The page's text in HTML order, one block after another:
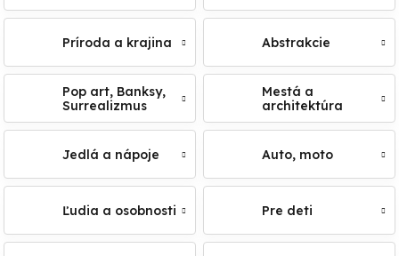
Príroda a krajina Abstrakcie
Pop art, Banksy,
Surrealizmus
Mestá a
architektúra
Jedlá a nápoje Auto, moto
Ľudia a osobnosti Pre deti